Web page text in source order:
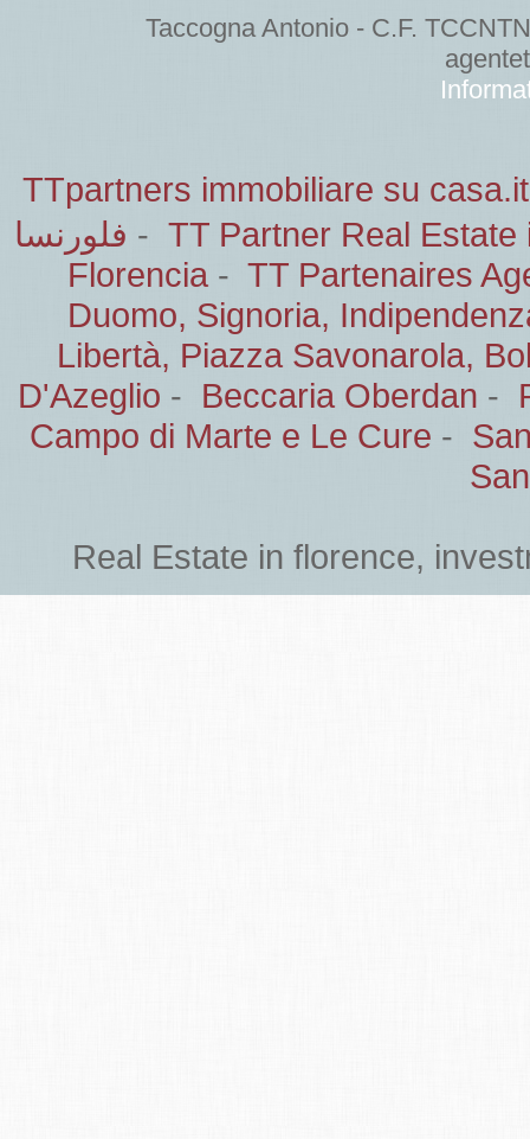
Taccogna Antonio - C.F.
TTpartners immobiliare su casa.it
فلورنسا - TT Partner Real Estate
Florencia- TT Partenaires
Duomo, Signoria,
Libertà, Piazza Savonarola,
D'Azeglio - Beccaria Oberdan -
Campo di Marte e Le Cure -
Real Estate in florence,